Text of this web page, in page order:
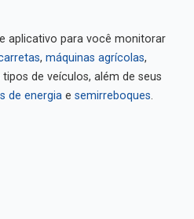
aplicativo para você monitorar
, máquinas agrícolas,
de veículos, além de seus
de energia e semirreboques.